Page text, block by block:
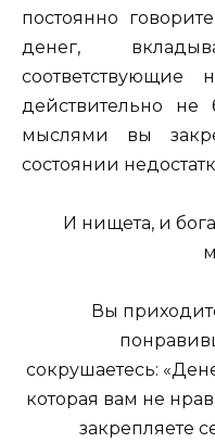
постоянно
денег,
соответствующие
действительно не
мыслями вы
состоянии
И нищета, и
Вы
сокрушаетесь:
которая вам не
закрепляете